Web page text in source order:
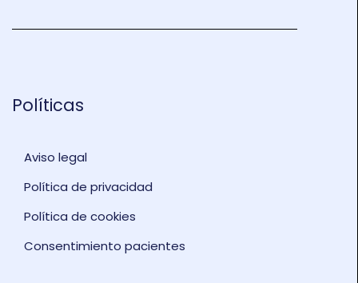
Políticas
Aviso legal
Política de privacidad
Política de cookies
Consentimiento pacientes